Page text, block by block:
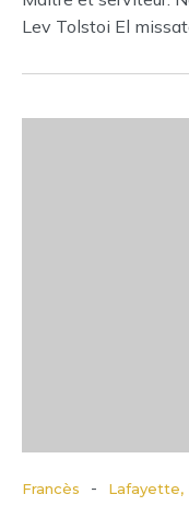
Lev Tolstoi El
Francès - Lafayette,